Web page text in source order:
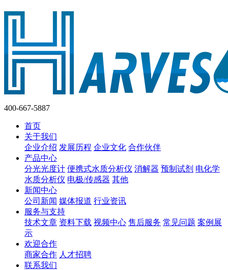
400-667-5887
首页
关于我们
企业介绍 发展历程 企业文化 合作伙伴
产品中心
分光光度计 便携式水质分析仪 消解器 预制试剂 电化学
水质分析仪 电极/传感器 其他
新闻中心
公司新闻 媒体报道 行业资讯
服务与支持
技术文章 资料下载 视频中心 售后服务 常见问题 案例展
示
欢迎合作
商家合作 人才招聘
联系我们